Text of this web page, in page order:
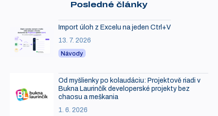
Posledné články
Import úloh z Excelu na jeden Ctrl+V
13. 7. 2026
Návody
Od myšlienky po kolaudáciu: Projektově riadi v
Bukna Laurinčík developerské projekty bez
chaosu a meškania
1. 6. 2026